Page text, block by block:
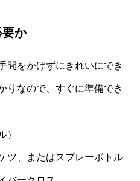
か
間をかけずにきれいにでき
りなので、すぐに準備でき
）
ツ、またはスプレーボトル